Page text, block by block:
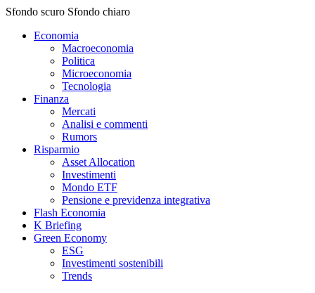
Sfondo scuro Sfondo chiaro
Economia
Macroeconomia
Politica
Microeconomia
Tecnologia
Finanza
Mercati
Analisi e commenti
Rumors
Risparmio
Asset Allocation
Investimenti
Mondo ETF
Pensione e previdenza integrativa
Flash Economia
K Briefing
Green Economy
ESG
Investimenti sostenibili
Trends